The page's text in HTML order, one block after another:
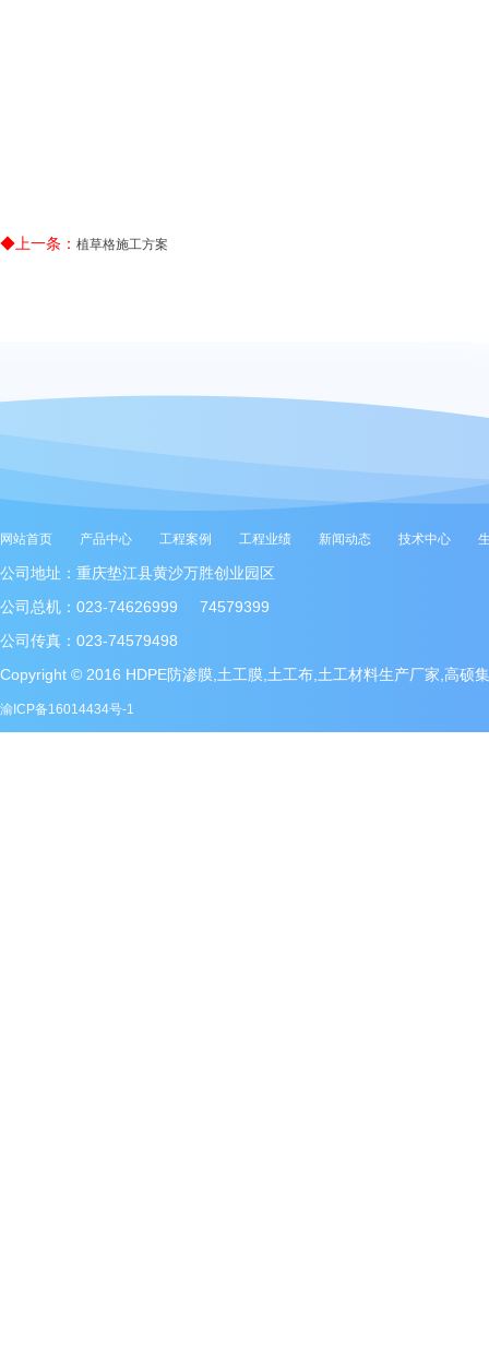
◆上一条： 植草格施工方案
网站首页 产品中心 工程案例 工程业绩 新闻动态 技术中心
公司地址：重庆垫江县黄沙万胜创业园区
公司总机：023-74626999 74579399
公司传真：023-74579498
Copyright © 2016 HDPE防渗膜,土工膜,土工布,土工材料生产厂家,高硕
渝ICP备16014434号-1